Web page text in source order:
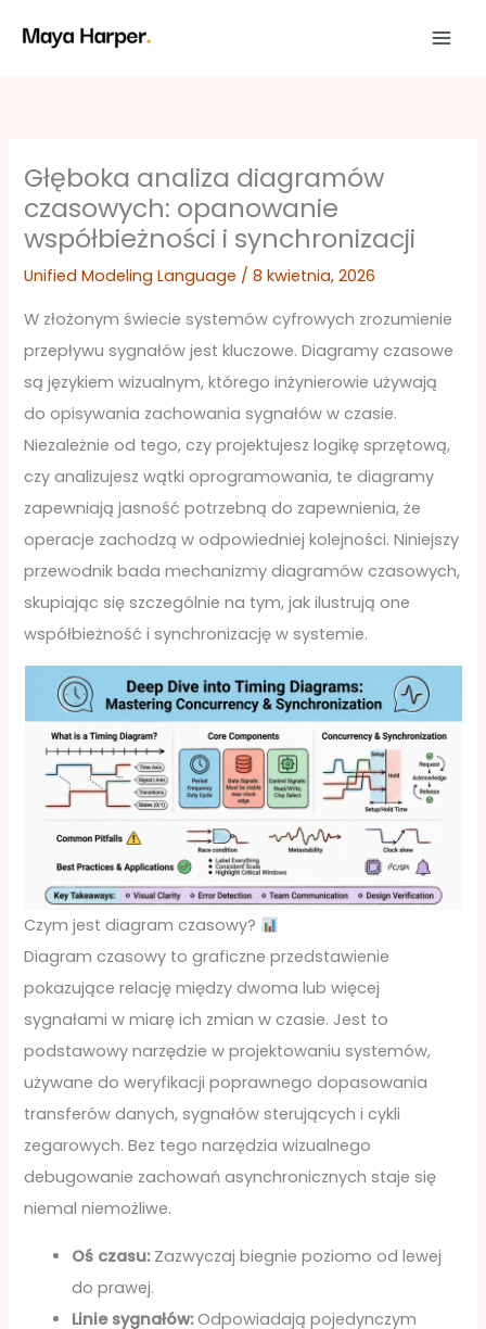
Głęboka analiza diagramów
czasowych: opanowanie
współbieżności i synchronizacji
Unified Modeling Language /8 kwietnia, 2026
W złożonym świecie systemów cyfrowych zrozumienie
przepływu sygnałów jest kluczowe. Diagramy czasowe
są językiem wizualnym, którego inżynierowie używają
do opisywania zachowania sygnałów w czasie.
Niezależnie od tego, czy projektujesz logikę sprzętową,
czy analizujesz wątki oprogramowania, te diagramy
zapewniają jasność potrzebną do zapewnienia, że
operacje zachodzą w odpowiedniej kolejności. Niniejszy
przewodnik bada mechanizmy diagramów czasowych,
skupiając się szczególnie na tym, jak ilustrują one
współbieżność i synchronizację w systemie.
Czym jest diagram czasowy?
Diagram czasowy to graficzne przedstawienie
pokazujące relację między dwoma lub więcej
sygnałami w miarę ich zmian w czasie. Jest to
podstawowy narzędzie w projektowaniu systemów,
używane do weryfikacji poprawnego dopasowania
transferów danych, sygnałów sterujących i cykli
zegarowych. Bez tego narzędzia wizualnego
debugowanie zachowań asynchronicznych staje się
niemal niemożliwe.
Oś czasu:Zazwyczaj biegnie poziomo od lewej
do prawej.
Linie sygnałów:Odpowiadają pojedynczym